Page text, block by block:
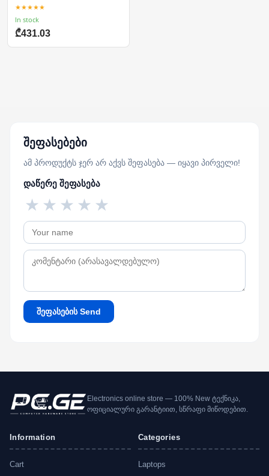
★★★★★
In stock
₾431.03
შეფასებები
ამ პროდუქტს ჯერ არ აქვს შეფასება — იყავი პირველი!
დაწერე შეფასება
★
★
★
★
★
შეფასების Send
Electronics online store — 100% New ტექნიკა,
ოფიციალური გარანტიით, სწრაფი მიწოდებით.
Information
Cart
Categories
Laptops